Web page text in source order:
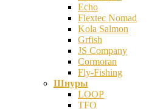
Echo
Flextec Nomad
Kola Salmon
Grfish
JS Company
Cormoran
Fly-Fishing
Шнуры
LOOP
TFO